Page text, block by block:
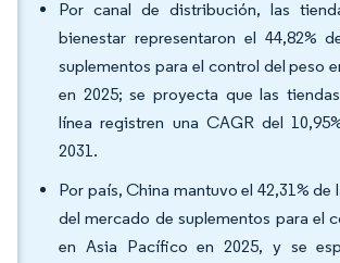
Por canal de distribución, las
bienestar representaron el 44,82%
suplementos para el control del peso
en 2025; se proyecta que las
línea registren una CAGR del
2031.
Por país, China mantuvo el 42,31%
del mercado de suplementos para el
en Asia Pacífico en 2025, y se